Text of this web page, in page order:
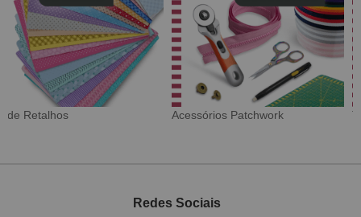
Tecido Digital Sarja Impermeável
Redes Sociais